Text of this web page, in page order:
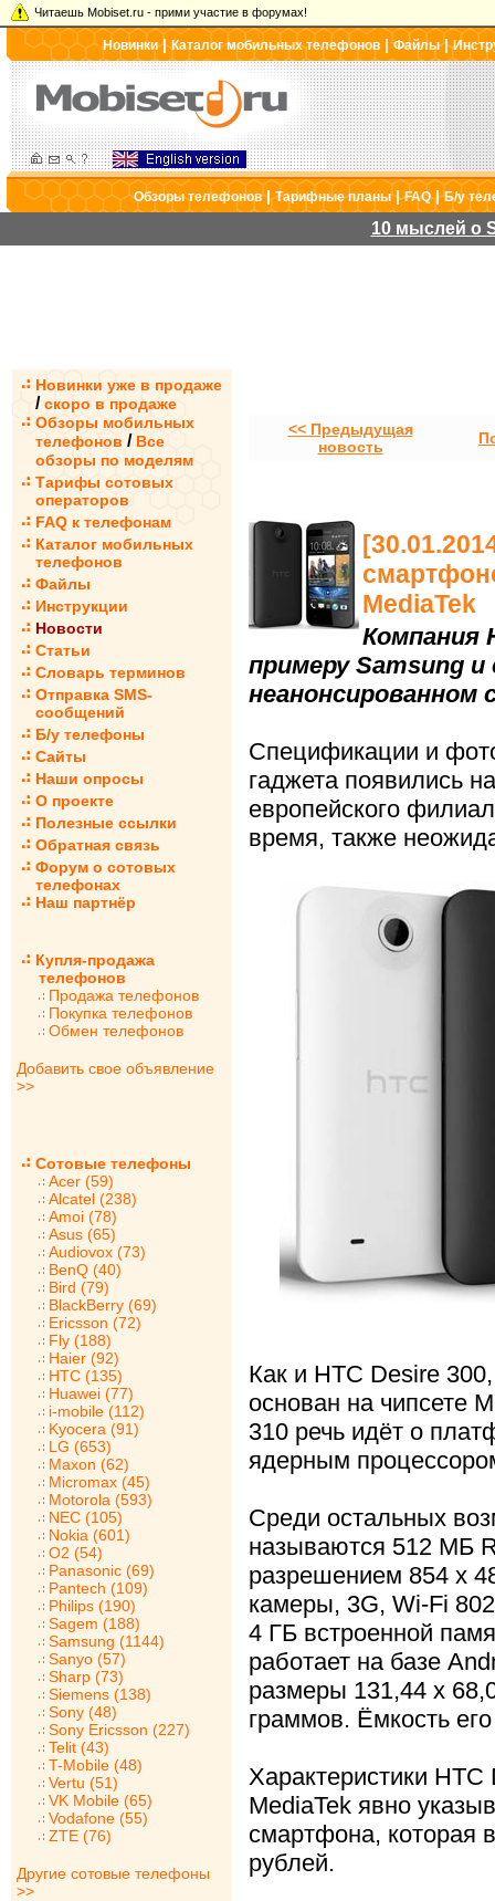
Читаешь Mobiset.ru - прими участие в форумах!
Новинки|Каталог мобильных телефонов |Файлы|
Обзоры телефонов|Тарифные планы|FAQ|Б/у
10 мыслей о
Новинки уже в продаже
/ скоро в продаже
Обзоры мобильных
телефонов / Все
обзоры по моделям
Тарифы сотовых
операторов
FAQ к телефонам
Каталог мобильных
телефонов
Файлы
Инструкции
Новости
Статьи
Словарь терминов
Отправка SMS-
сообщений
Б/у телефоны
Сайты
Наши опросы
О проекте
Полезные ссылки
Обратная связь
Форум о сотовых
телефонах
Наш партнёр
Купля-продажа
телефонов
Продажа телефонов
Покупка телефонов
Обмен телефонов
Добавить свое объявление
>>
Сотовые телефоны
Acer (59)
Alcatel (238)
Amoi (78)
Asus (65)
Audiovox (73)
BenQ (40)
Bird (79)
BlackBerry (69)
Ericsson (72)
Fly (188)
Haier (92)
HTC (135)
Huawei (77)
i-mobile (112)
Kyocera (91)
LG (653)
Maxon (62)
Micromax (45)
Motorola (593)
NEC (105)
Nokia (601)
O2 (54)
Panasonic (69)
Pantech (109)
Philips (190)
Sagem (188)
Samsung (1144)
Sanyo (57)
Sharp (73)
Siemens (138)
Sony (48)
Sony Ericsson (227)
Telit (43)
T-Mobile (48)
Vertu (51)
VK Mobile (65)
Vodafone (55)
ZTE (76)
Другие сотовые телефоны
>>
<< Предыдущая
новость
MediaTek
Компания
примеру Samsung и
неанонсированном
Спецификации и
гаджета появились
европейского
время, также
Как и HTC Desire
основан на чипсете
310 речь идёт о
ядерным
Среди остальных
называются 512 МБ
разрешением 854 х
камеры, 3G, Wi-Fi
4 ГБ встроенной
работает на базе
размеры 131,44 x
граммов. Ёмкость
Характеристики
MediaTek явно
смартфона, которая
рублей.